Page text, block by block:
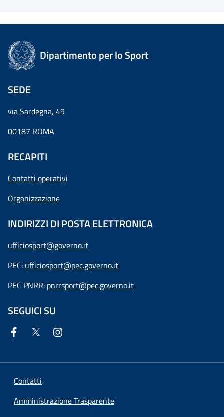
Dipartimento per lo Sport
SEDE
via Sardegna, 49
00187 ROMA
RECAPITI
Contatti operativi
Organizzazione
INDIRIZZI DI POSTA ELETTRONICA
ufficiosport@governo.it
PEC: ufficiosport@pec.governo.it
PEC PNRR: pnrrsport@pec.governo.it
SEGUICI SU
Contatti
Amministrazione Trasparente